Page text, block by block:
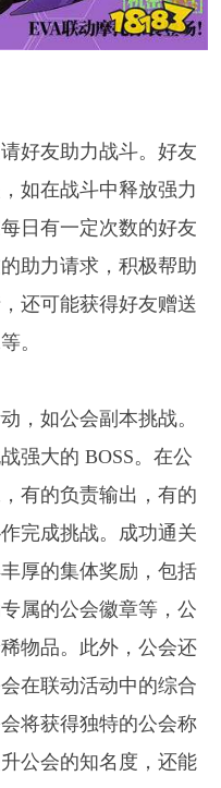
好友助力战斗。好友
如在战斗中释放强力
日有一定次数的好友
助力请求，积极帮助
还可能获得好友赠送
。​
，如公会副本挑战。
强大的 BOSS。在公
有的负责输出，有的
完成挑战。成功通关
厚的集体奖励，包括
属的公会徽章等，公
物品。此外，公会还
在联动活动中的综合
将获得独特的公会称
公会的知名度，还能